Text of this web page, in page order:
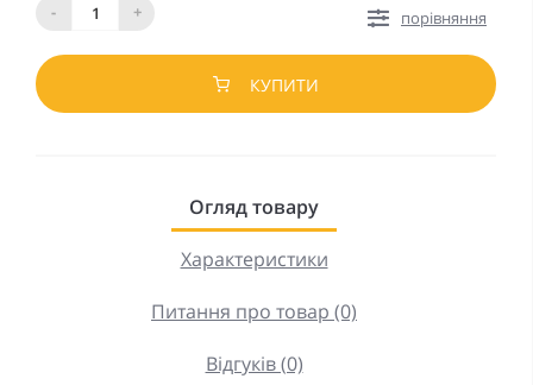
-
+
порівняння
КУПИТИ
Огляд товару
Характеристики
Питання про товар (0)
Відгуків (0)